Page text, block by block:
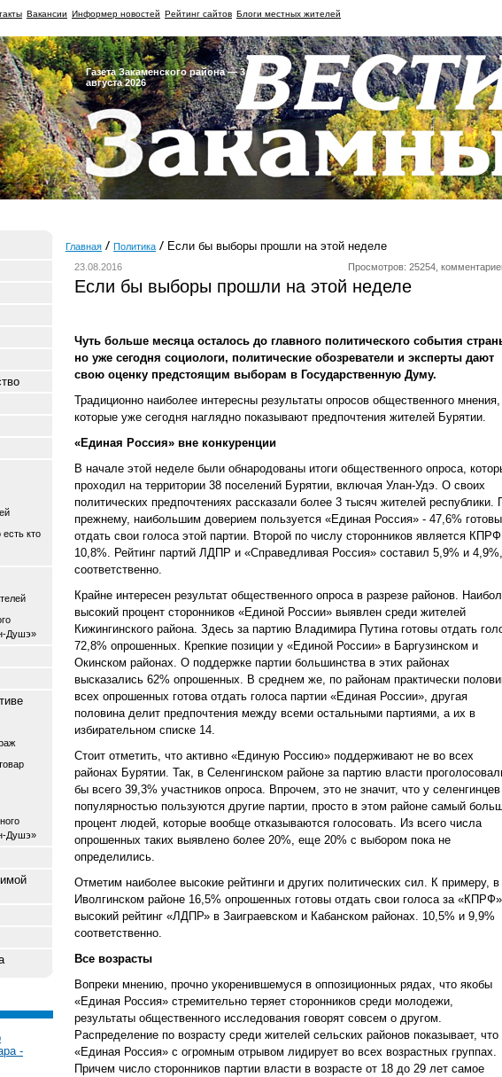
Вакансии Информер новостей Рейтинг сайтов Блоги местных жителей
Газета Закаменского района — 3
августа 2026
кто
Душэ»
Душэ»
-
Главная Политика Если бы выборы прошли на этой неделе
23.08.2016 Просмотров: 25254,
Если бы выборы прошли на этой неделе
Чуть больше месяца осталось до главного политического события
но уже сегодня социологи, политические обозреватели и эксперты дают
свою оценку предстоящим выборам в Государственную Думу.
Традиционно наиболее интересны результаты опросов общественного мнения,
которые уже сегодня наглядно показывают предпочтения жителей Бурятии.
«Единая Россия» вне конкуренции
В начале этой неделе были обнародованы итоги общественного опроса,
проходил на территории 38 поселений Бурятии, включая Улан-Удэ. О своих
политических предпочтениях рассказали более 3 тысяч жителей республики.
прежнему, наибольшим доверием пользуется «Единая Россия» - 47,6% готовы
отдать свои голоса этой партии. Второй по числу сторонников является
10,8%. Рейтинг партий ЛДПР и «Справедливая Россия» составил 5,9% и 4,9%,
соответственно.
Крайне интересен результат общественного опроса в разрезе районов.
высокий процент сторонников «Единой России» выявлен среди жителей
Кижингинского района. Здесь за партию Владимира Путина готовы отдать
72,8% опрошенных. Крепкие позиции у «Единой России» в Баргузинском и
Окинском районах. О поддержке партии большинства в этих районах
высказались 62% опрошенных. В среднем же, по районам практически
всех опрошенных готова отдать голоса партии «Единая России», другая
половина делит предпочтения между всеми остальными партиями, а их в
избирательном списке 14.
Стоит отметить, что активно «Единую Россию» поддерживают не во всех
районах Бурятии. Так, в Селенгинском районе за партию власти
бы всего 39,3% участников опроса. Впрочем, это не значит, что у селенгинцев
популярностью пользуются другие партии, просто в этом районе самый
процент людей, которые вообще отказываются голосовать. Из всего числа
опрошенных таких выявлено более 20%, еще 20% с выбором пока не
определились.
Отметим наиболее высокие рейтинги и других политических сил. К примеру, в
Иволгинском районе 16,5% опрошенных готовы отдать свои голоса за
высокий рейтинг «ЛДПР» в Заиграевском и Кабанском районах. 10,5% и 9,9%
соответственно.
Все возрасты
Вопреки мнению, прочно укоренившемуся в оппозиционных рядах, что якобы
«Единая Россия» стремительно теряет сторонников среди молодежи,
результаты общественного исследования говорят совсем о другом.
Распределение по возрасту среди жителей сельских районов показывает, что
«Единая Россия» с огромным отрывом лидирует во всех возрастных группах.
Причем число сторонников партии власти в возрасте от 18 до 29 лет самое